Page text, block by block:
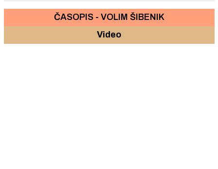
ČASOPIS - VOLIM ŠIBENIK
Video